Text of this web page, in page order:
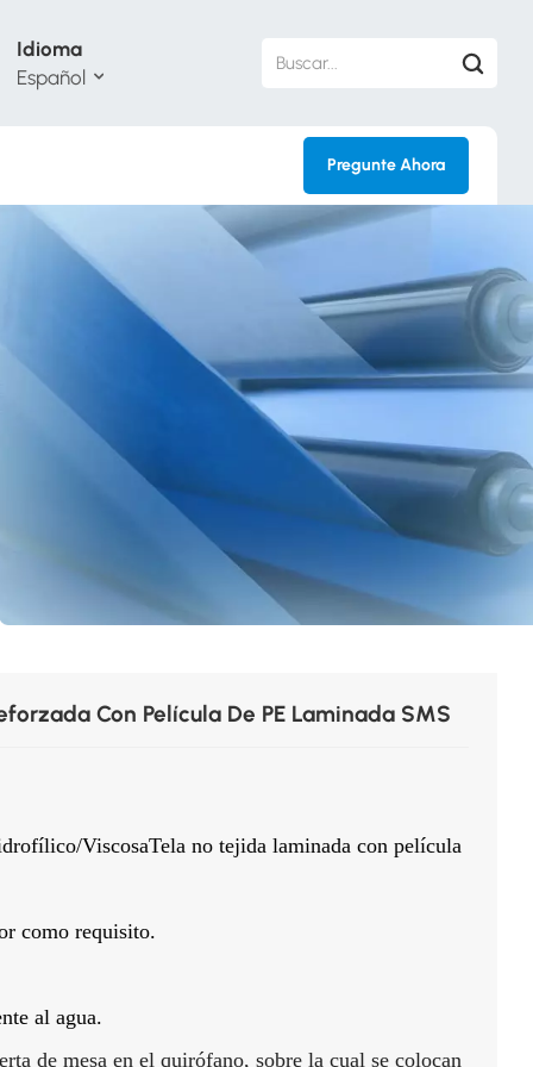
Idioma
Español
Pregunte Ahora
Con Película De PE Laminada SMS
ViscosaTela no tejida laminada con película
como requisito.
al agua.
de mesa en el quirófano, sobre la cual se colocan